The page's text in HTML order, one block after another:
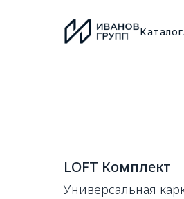
Каталог
LOFT Комплект
Универсальная